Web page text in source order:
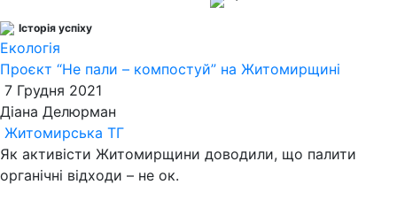
Історія успіху
Екологія
Проєкт “Не пали – компостуй” на Житомирщині
7 Грудня 2021
Діана Делюрман
Житомирська ТГ
Як активісти Житомирщини доводили, що палити
органічні відходи – не ок.